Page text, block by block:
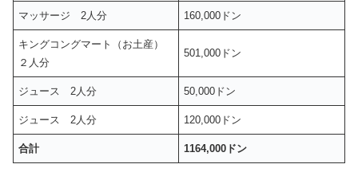
マッサージ 2人分 160,000ドン
キングコングマート（お土産）
２人分
501,000ドン
ジュース 2人分 50,000ドン
ジュース 2人分 120,000ドン
合計 1164,000ドン